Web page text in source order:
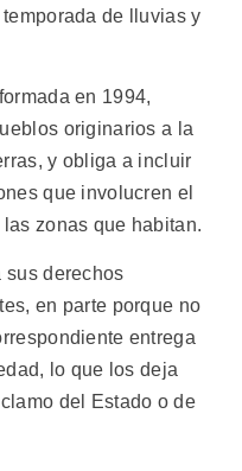
de lluvias y
en 1994,
originarios a la
y obliga a incluir
que involucren el
zonas que habitan.
sus derechos
en parte porque no
entrega
lo que los deja
del Estado o de